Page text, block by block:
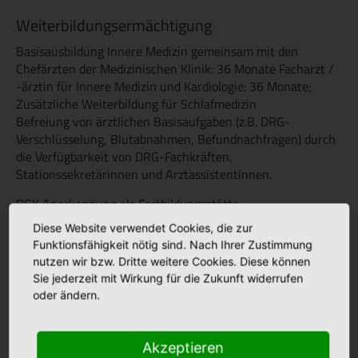
Weiterbildungsermächtigung
Basisausbildung Innere Medizin gemeinsam mit den
Chefärzten der Medizinischen Klinik: 36 Monate Facharzt /
-ärztin für Innere Medizin und Kardiologie: 36 Monate;
Zusätzliche Weiterbildung für Schlafmedizin
Befreiung von ärztlichen Basisaufgaben (z.B. DRG-
Verschlüsselung, Blutabnahmen, Befundnachfragen) durch
die Verfügbarkeit von DRG-Fachkräften,
Stationssekretärinnen und Arztassistentinnen.
DGK Anerkennung als Fortbildungsstätte
"Zusatzqualifikation Spezielle Rhythmologie – Aktive
Herzrhythmusimplantate"
Der Stellenschlüssel ist derzeit mit 1–4–10,5 festgelegt.
Diese Website verwendet Cookies, die zur
Funktionsfähigkeit nötig sind. Nach Ihrer Zustimmung
nutzen wir bzw. Dritte weitere Cookies. Diese können
Sie jederzeit mit Wirkung für die Zukunft widerrufen
oder ändern.
Akzeptieren